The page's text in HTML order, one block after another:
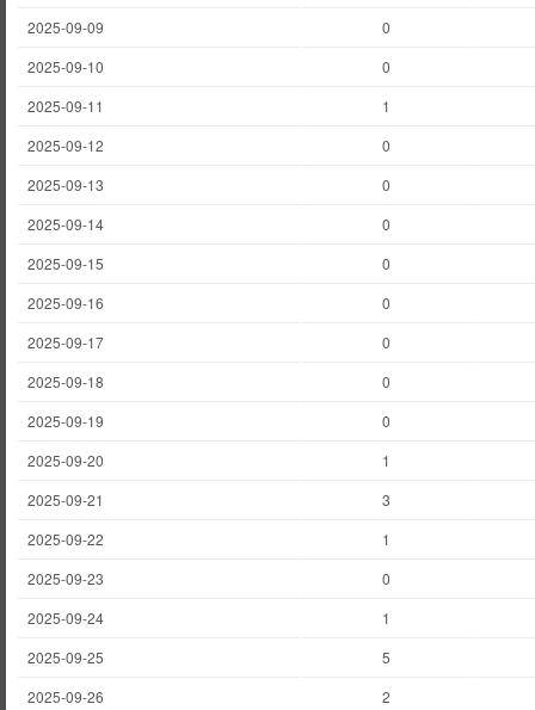
2025-09-09
0
2025-09-10
0
2025-09-11
1
2025-09-12
0
2025-09-13
0
2025-09-14
0
2025-09-15
0
2025-09-16
0
2025-09-17
0
2025-09-18
0
2025-09-19
0
2025-09-20
1
2025-09-21
3
2025-09-22
1
2025-09-23
0
2025-09-24
1
2025-09-25
5
2025-09-26
2